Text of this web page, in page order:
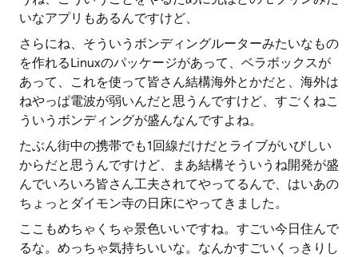
いなアプリもあるんですけど、
さらにね、そういうボンディングルーターみたいなもの
を作れるLinuxのパッケージがあって、ベラボックスが
あって、これを使って皆さん結構海外とかだと、海外は
ねやっぱ電波が弱いんだと思うんですけど、すごくねこ
ういうボンディングが盛んなんですよね。
たぶん街中の携帯でも1回線だけだとライブがいびしい
からだと思うんですけど、まあ結構そういうね開発が盛
んでいろいろ皆さん工夫されてやってるんで、はいあの
ちょっとダイモン寺の日床にやってきました。
ここもめちゃくちゃ景色いいですね。すごい今日住んで
るな。めっちゃ気持ちいいな。なんかすごいくっきりし